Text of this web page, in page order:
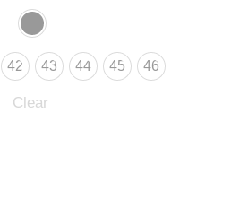
42 43 44 45 46
Clear